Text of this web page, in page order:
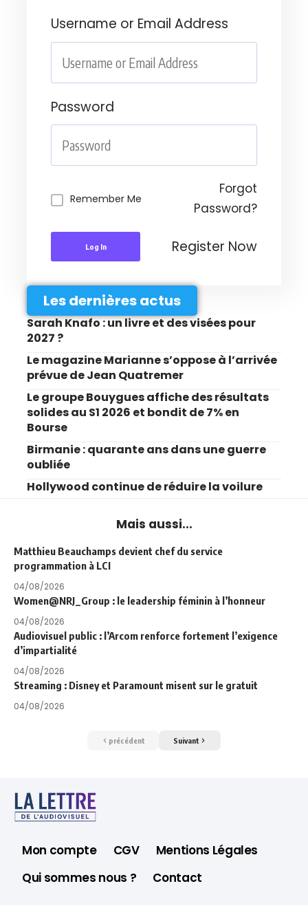
Username or Email Address
Password
Remember Me
Forgot
Password?
Log In Register Now
Les dernières actus
Sarah Knafo : un livre et des visées pour
2027 ?
Le magazine Marianne s’oppose à l’arrivée
prévue de Jean Quatremer
Le groupe Bouygues affiche des résultats
solides au S1 2026 et bondit de 7% en
Bourse
Birmanie : quarante ans dans une guerre
oubliée
Hollywood continue de réduire la voilure
Mais aussi...
Matthieu Beauchamps devient chef du service
programmation à LCI
04/08/2026
Women@NRJ_Group : le leadership féminin à l’honneur
04/08/2026
Audiovisuel public : l’Arcom renforce fortement l’exigence
d’impartialité
04/08/2026
Streaming : Disney et Paramount misent sur le gratuit
04/08/2026
précédent Suivant
Mon compte CGV
Mentions Légales
Qui sommes nous ?
Contact